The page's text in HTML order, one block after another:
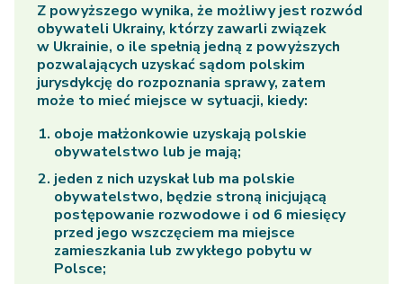
Z powyższego wynika, że możliwy jest rozwód
obywateli Ukrainy, którzy zawarli związek
w Ukrainie, o ile spełnią jedną z powyższych
pozwalających uzyskać sądom polskim
jurysdykcję do rozpoznania sprawy, zatem
może to mieć miejsce w sytuacji, kiedy:
oboje małżonkowie uzyskają polskie
obywatelstwo lub je mają;
jeden z nich uzyskał lub ma polskie
obywatelstwo, będzie stroną inicjującą
postępowanie rozwodowe i od 6 miesięcy
przed jego wszczęciem ma miejsce
zamieszkania lub zwykłego pobytu w
Polsce;